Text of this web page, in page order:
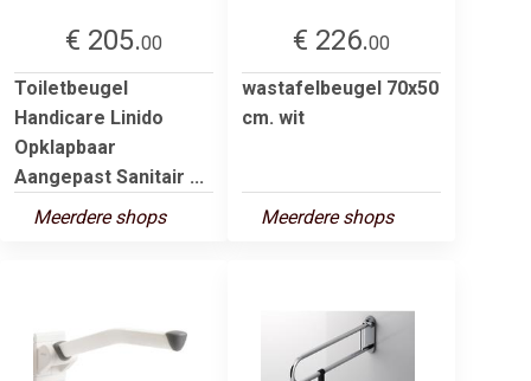
€ 205.00
Toiletbeugel
Handicare Linido
Opklapbaar
Aangepast Sanitair ...
Meerdere shops
€ 226.00
wastafelbeugel 70x50
cm. wit
Meerdere shops